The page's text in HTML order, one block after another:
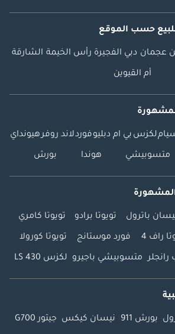
حسب الموقع
عجمان دبي الفجيرة رأس الخيمة الشارقة
أم القيوين
لكزس بي ام دبليوفوردلاند روفرهيونداي
متسوبيشي هوندا بورش
باترول تويوتا برادو تويوتا كامري
راف 4 فورد موستانج تويوتا كورولا
رانجلر متسوبيشي باجيرو لكزس LS 430
بورش 911 نيسان كيكس جيتور G700